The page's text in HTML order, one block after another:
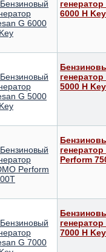
6000 H Key
5000 H Key
генератор
Perform
7000 H Key